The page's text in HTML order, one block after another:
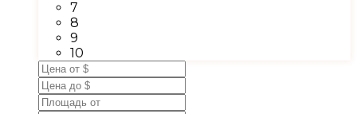
7
8
9
10